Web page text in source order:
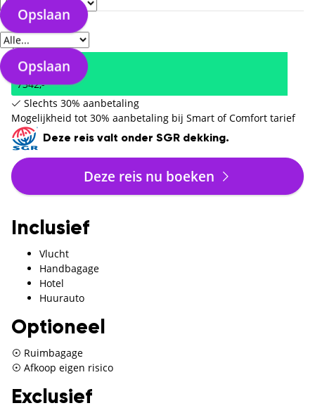
Verzorgingstype
Opslaan
Opslaan
Totaal
7342,-
Totaal
7342,-
Slechts 30% aanbetaling
Mogelijkheid tot 30% aanbetaling bij Smart of Comfort tarief
Deze reis valt onder SGR dekking.
Deze reis nu boeken
Inclusief
Vlucht
Handbagage
Hotel
Huurauto
Optioneel
Ruimbagage
Afkoop eigen risico
Exclusief